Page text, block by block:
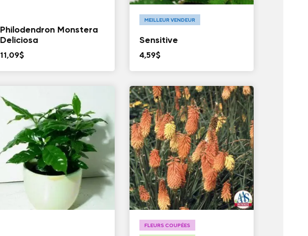
Philodendron Monstera
Deliciosa
11,09$
MEILLEUR VENDEUR
Sensitive
4,59$
FLEURS COUPÉES